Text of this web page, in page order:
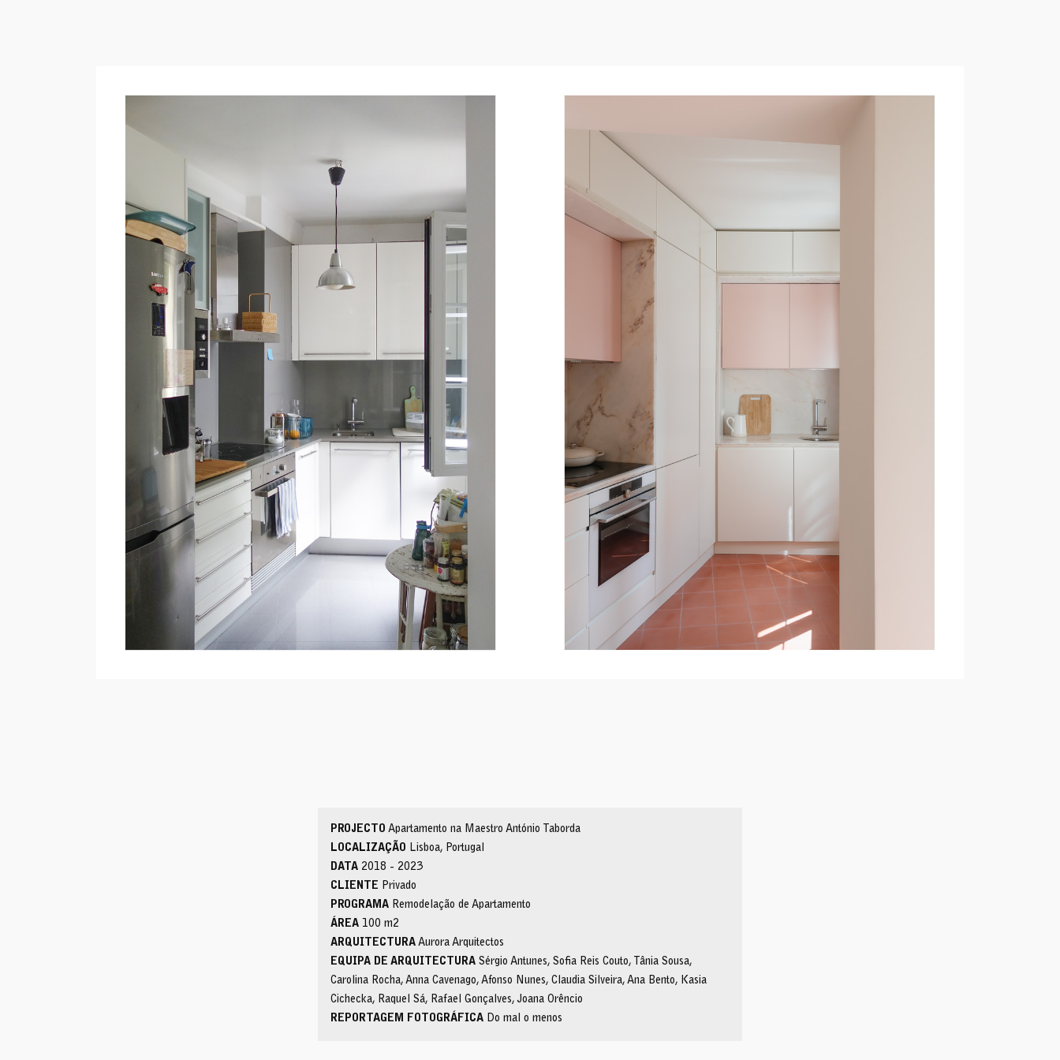
PROJECTO Apartamento na Maestro António Taborda
LOCALIZAÇÃO Lisboa, Portugal
DATA 2018 - 2023
CLIENTE Privado
PROGRAMA Remodelação de Apartamento
ÁREA 100 m2
ARQUITECTURA Aurora Arquitectos
EQUIPA DE ARQUITECTURA Sérgio Antunes, Sofia Reis Couto, Tânia Sousa,
Carolina Rocha, Anna Cavenago, Afonso Nunes, Claudia Silveira, Ana Bento, Kasia
Cichecka, Raquel Sá, Rafael Gonçalves, Joana Orêncio
REPORTAGEM FOTOGRÁFICA Do mal o menos